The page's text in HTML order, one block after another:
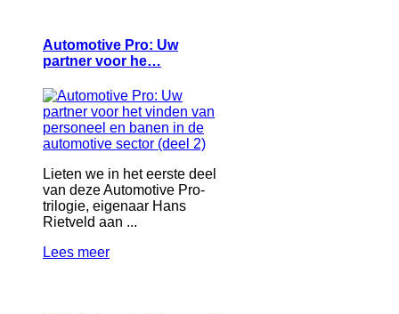
Automotive Pro: Uw
partner voor he…
Lieten we in het eerste deel
van deze Automotive Pro-
trilogie, eigenaar Hans
Rietveld aan ...
Lees meer